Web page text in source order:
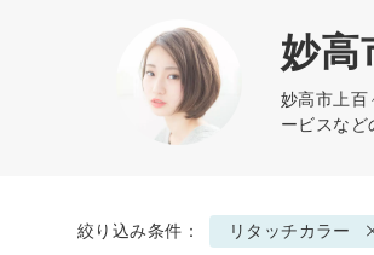
妙高
妙高市上百
ービスなど
絞り込み条件： リタッチカラー